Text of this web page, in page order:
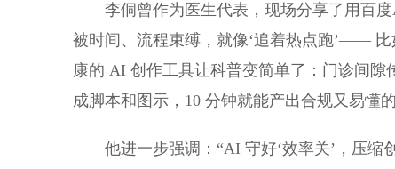
李侗曾作为医生代表，现场分享了用百
被时间、流程束缚，就像‘追着热点跑’——
康的 AI 创作工具让科普变简单了：门诊间
成脚本和图示，10 分钟就能产出合规又易懂
他进一步强调：“AI 守好‘效率关’，压缩